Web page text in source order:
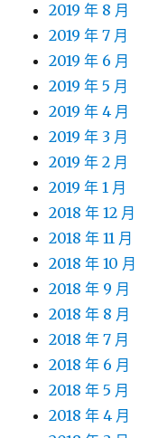
2019 年 8 月
2019 年 7 月
2019 年 6 月
2019 年 5 月
2019 年 4 月
2019 年 3 月
2019 年 2 月
2019 年 1 月
2018 年 12 月
2018 年 11 月
2018 年 10 月
2018 年 9 月
2018 年 8 月
2018 年 7 月
2018 年 6 月
2018 年 5 月
2018 年 4 月